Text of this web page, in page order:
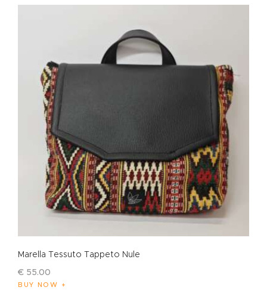
Marella Tessuto Tappeto Nule
€ 55.00
BUY NOW